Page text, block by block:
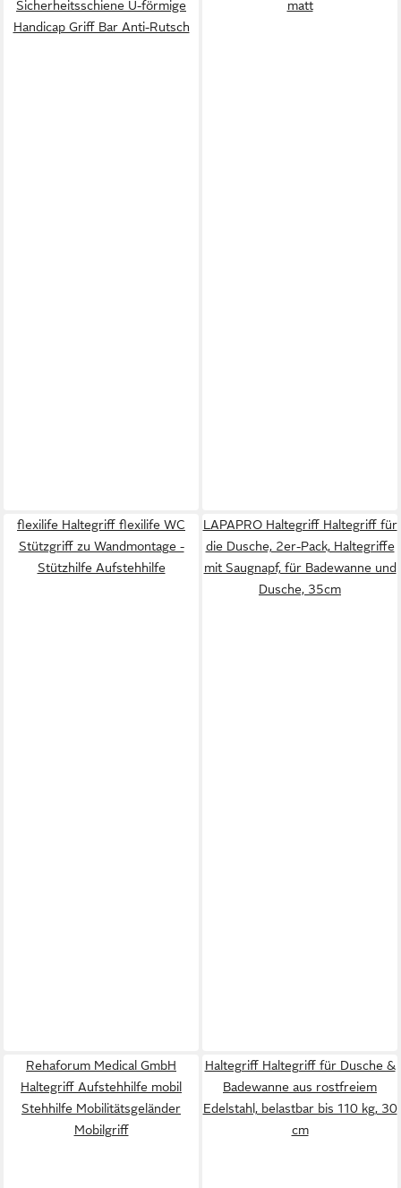
Sicherheitsschiene U-förmige
Handicap Griff Bar Anti-Rutsch
matt
flexilife Haltegriff flexilife WC
Stützgriff zu Wandmontage -
Stützhilfe Aufstehhilfe
LAPAPRO Haltegriff Haltegriff für
die Dusche, 2er-Pack, Haltegriffe
mit Saugnapf, für Badewanne und
Dusche, 35cm
Rehaforum Medical GmbH
Haltegriff Aufstehhilfe mobil
Stehhilfe Mobilitätsgeländer
Mobilgriff
Haltegriff Haltegriff für Dusche &
Badewanne aus rostfreiem
Edelstahl, belastbar bis 110 kg, 30
cm